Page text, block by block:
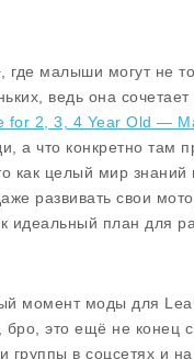
малыши могут не
ведь она
for 2, 3, 4 Year Old —
что конкретно там
как целый мир
развивать свои
план для
момент моды для
это ещё не конец
в соцсетях и